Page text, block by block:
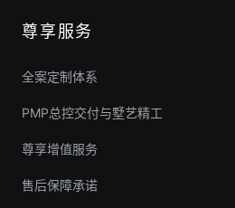
尊享服务
全案定制体系
PMP总控交付与墅艺精工
尊享增值服务
售后保障承诺